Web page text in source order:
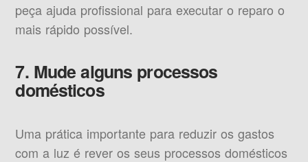
peça ajuda profissional para executar o reparo o
mais rápido possível.
7. Mude alguns processos
domésticos
Uma prática importante para reduzir os gastos
com a luz é rever os seus processos domésticos